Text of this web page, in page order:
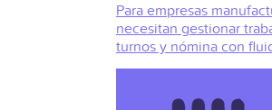
Para empresas
necesitan gestionar
turnos y nómina con